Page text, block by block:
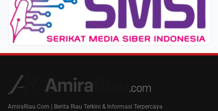
AmiraRiau.Com | Berita Riau Terkini & Informasi Terpercaya